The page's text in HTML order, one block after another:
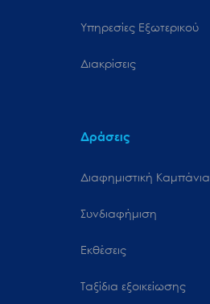
Υπηρεσίες Εξωτερικού
Διακρίσεις
Δράσεις
Διαφημιστική Καμπάνια
Συνδιαφήμιση
Εκθέσεις
Ταξίδια εξοικείωσης